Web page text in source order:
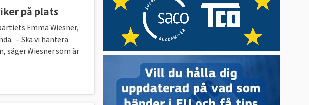
på plats
Emma Wiesner,
– Ska vi hantera
säger Wiesner som är